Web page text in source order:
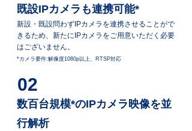
既設IPカメラも連携可能*
新設・既設問わずIPカメラを連携させることがで
きるため、新たにIPカメラをご用意いただく必要
はございません。
*カメラ要件:解像度1080p以上、RTSP対応
02
数百台規模*のIPカメラ映像を並
行解析